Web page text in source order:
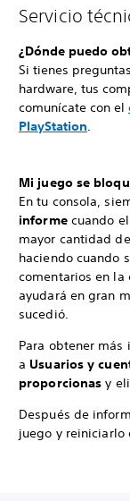
Servicio
¿Dónde puedo
Si tienes
hardware, tus
comunícate con el
PlayStation.
Mi juego se
En tu consola,
informe cuando
mayor cantidad
haciendo cuando
comentarios en la
ayudará en gran
sucedió.
Para obtener más
a Usuarios y
proporcionas y
Después de
juego y reiniciarlo